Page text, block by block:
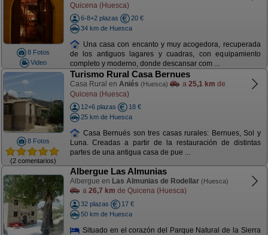
8 Fotos
Video
Quicena (Huesca)
6-8+2 plazas
20 €
34 km de Huesca
Una casa con encanto y muy acogedora, recuperada
de los antiguos lagares y cuadras, con equipamiento
completo y moderno, donde descansar com ...
8 Fotos
(2 comentarios)
Turismo Rural Casa Bernues
Casa Rural en Aniés (Huesca) a 25,1 km de
Quicena (Huesca)
12+6 plazas
18 €
25 km de Huesca
Casa Bernués son tres casas rurales: Bernues, Sol y
Luna. Creadas a partir de la restauración de distintas
partes de una antigua casa de pue ...
Albergue Las Almunias
Albergue en Las Almunias de Rodellar (Huesca)
a 26,7 km de Quicena (Huesca)
32 plazas
17 €
50 km de Huesca
Situado en el corazón del Parque Natural de la Sierra